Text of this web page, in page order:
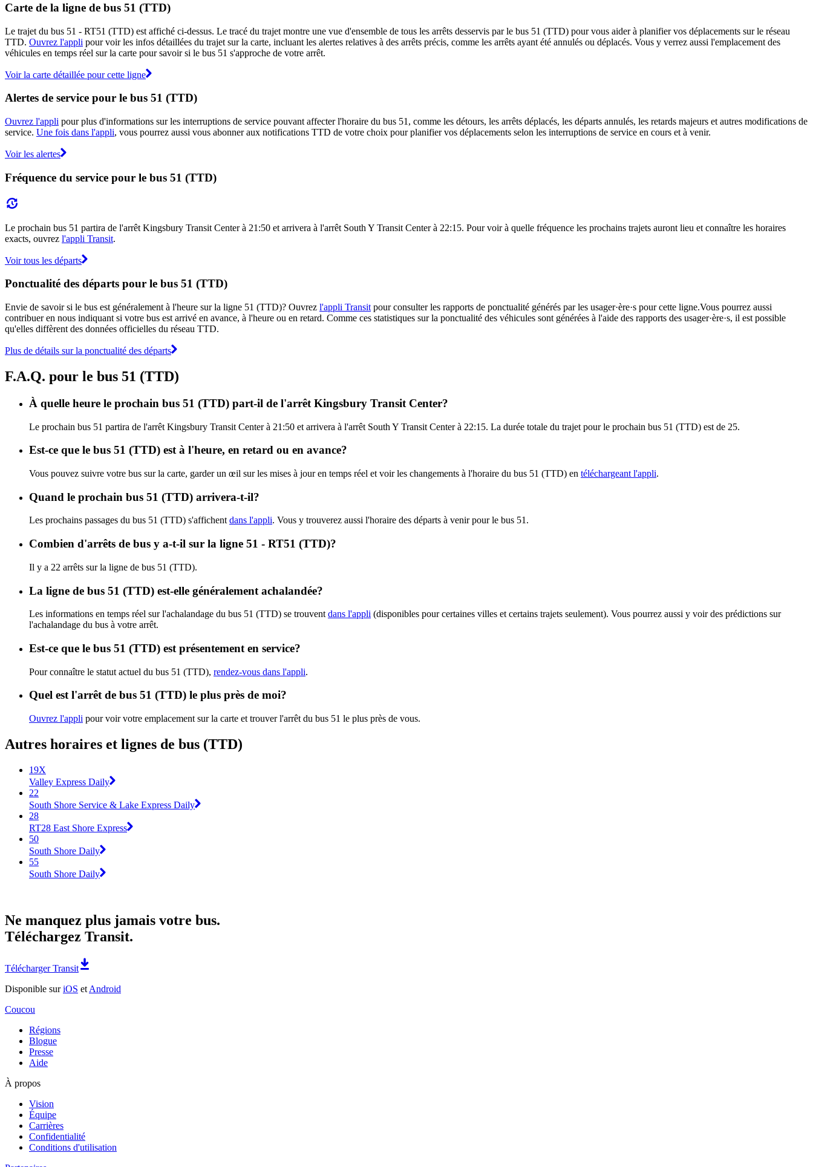
Carte de la ligne de bus 51 (TTD)
Le trajet du bus 51 - RT51 (TTD) est affiché ci-dessus. Le tracé du trajet montre une vue d'ensemble de tous les arrêts desservis par le bus 51 (TTD) pour vous aider à planifier vos déplacements sur le réseau
TTD. Ouvrez l'appli pour voir les infos détaillées du trajet sur la carte, incluant les alertes relatives à des arrêts précis, comme les arrêts ayant été annulés ou déplacés. Vous y verrez aussi l'emplacement des
véhicules en temps réel sur la carte pour savoir si le bus 51 s'approche de votre arrêt.
Voir la carte détaillée pour cette ligne
Alertes de service pour le bus 51 (TTD)
Ouvrez l'appli pour plus d'informations sur les interruptions de service pouvant affecter l'horaire du bus 51, comme les détours, les arrêts déplacés, les départs annulés, les retards majeurs et autres modifications de
service. Une fois dans l'appli, vous pourrez aussi vous abonner aux notifications TTD de votre choix pour planifier vos déplacements selon les interruptions de service en cours et à venir.
Voir les alertes
Fréquence du service pour le bus 51 (TTD)
Le prochain bus 51 partira de l'arrêt Kingsbury Transit Center à 21:50 et arrivera à l'arrêt South Y Transit Center à 22:15. Pour voir à quelle fréquence les prochains trajets auront lieu et connaître les horaires
exacts, ouvrez l'appli Transit.
Voir tous les départs
Ponctualité des départs pour le bus 51 (TTD)
Envie de savoir si le bus est généralement à l'heure sur la ligne 51 (TTD)? Ouvrez l'appli Transit pour consulter les rapports de ponctualité générés par les usager·ère·s pour cette ligne.Vous pourrez aussi
contribuer en nous indiquant si votre bus est arrivé en avance, à l'heure ou en retard. Comme ces statistiques sur la ponctualité des véhicules sont générées à l'aide des rapports des usager·ère·s, il est possible
qu'elles diffèrent des données officielles du réseau TTD.
Plus de détails sur la ponctualité des départs
F.A.Q. pour le bus 51 (TTD)
À quelle heure le prochain bus 51 (TTD) part-il de l'arrêt Kingsbury Transit Center?
Le prochain bus 51 partira de l'arrêt Kingsbury Transit Center à 21:50 et arrivera à l'arrêt South Y Transit Center à 22:15. La durée totale du trajet pour le prochain bus 51 (TTD) est de 25.
Est-ce que le bus 51 (TTD) est à l'heure, en retard ou en avance?
Vous pouvez suivre votre bus sur la carte, garder un œil sur les mises à jour en temps réel et voir les changements à l'horaire du bus 51 (TTD) en téléchargeant l'appli.
Quand le prochain bus 51 (TTD) arrivera-t-il?
Les prochains passages du bus 51 (TTD) s'affichent dans l'appli. Vous y trouverez aussi l'horaire des départs à venir pour le bus 51.
Combien d'arrêts de bus y a-t-il sur la ligne 51 - RT51 (TTD)?
Il y a 22 arrêts sur la ligne de bus 51 (TTD).
La ligne de bus 51 (TTD) est-elle généralement achalandée?
Les informations en temps réel sur l'achalandage du bus 51 (TTD) se trouvent dans l'appli (disponibles pour certaines villes et certains trajets seulement). Vous pourrez aussi y voir des prédictions sur
l'achalandage du bus à votre arrêt.
Est-ce que le bus 51 (TTD) est présentement en service?
Pour connaître le statut actuel du bus 51 (TTD), rendez-vous dans l'appli.
Quel est l'arrêt de bus 51 (TTD) le plus près de moi?
Ouvrez l'appli pour voir votre emplacement sur la carte et trouver l'arrêt du bus 51 le plus près de vous.
Autres horaires et lignes de bus (TTD)
19X
Valley Express Daily
22
South Shore Service & Lake Express Daily
28
RT28 East Shore Express
50
South Shore Daily
55
South Shore Daily
Ne manquez plus jamais votre bus.
Téléchargez Transit.
Télécharger Transit
Disponible suriOS et Android
Coucou
Régions
Blogue
Presse
Aide
À propos
Vision
Équipe
Carrières
Confidentialité
Conditions d'utilisation